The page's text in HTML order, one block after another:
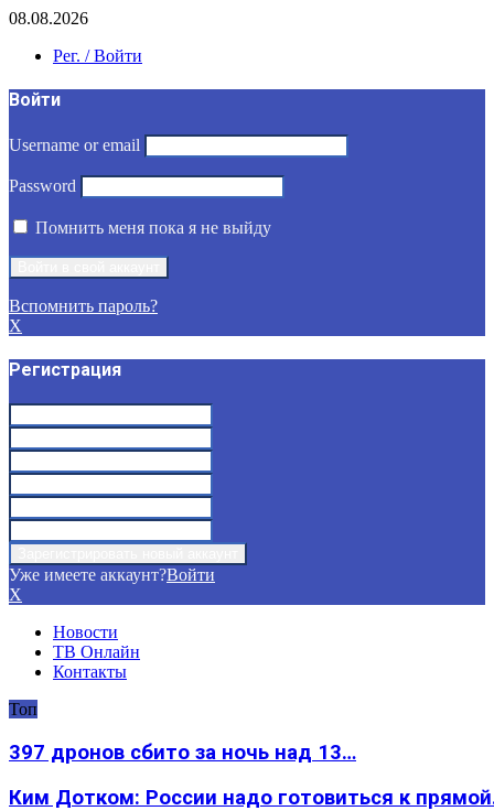
08.08.2026
Рег. / Войти
Войти
Username or email
Password
Помнить меня пока я не выйду
Вспомнить пароль?
X
Регистрация
Уже имеете аккаунт?Войти
X
Новости
ТВ Онлайн
Контакты
Топ
397 дронов сбито за ночь над 13…
Ким Дотком: России надо готовиться к